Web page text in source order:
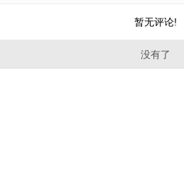
暂无评论!
没有了